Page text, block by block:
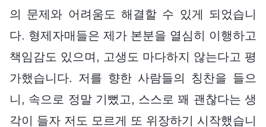
의 문제와 어려움도 해결할 수 있게 되었습니
다. 형제자매들은 제가 본분을 열심히 이행하고
책임감도 있으며, 고생도 마다하지 않는다고 평
가했습니다. 저를 향한 사람들의 칭찬을 들으
니, 속으로 정말 기뻤고, 스스로 꽤 괜찮다는 생
각이 들자 저도 모르게 또 위장하기 시작했습니